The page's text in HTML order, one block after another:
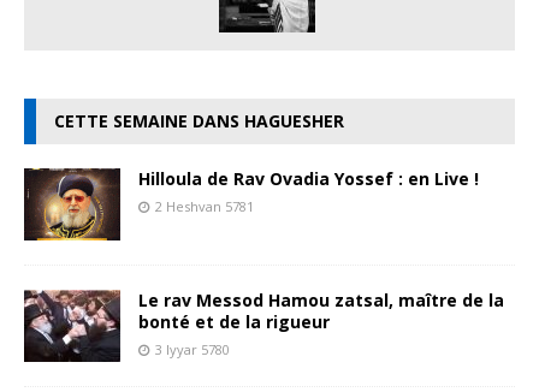
CETTE SEMAINE DANS HAGUESHER
Hilloula de Rav Ovadia Yossef : en Live !
2 Heshvan 5781
Le rav Messod Hamou zatsal, maître de la
bonté et de la rigueur
3 Iyyar 5780